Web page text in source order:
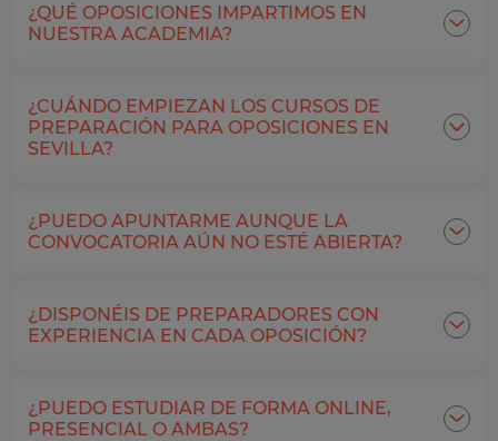
¿QUÉ OPOSICIONES IMPARTIMOS EN
NUESTRA ACADEMIA?
¿CUÁNDO EMPIEZAN LOS CURSOS DE
PREPARACIÓN PARA OPOSICIONES EN
SEVILLA?
¿PUEDO APUNTARME AUNQUE LA
CONVOCATORIA AÚN NO ESTÉ ABIERTA?
¿DISPONÉIS DE PREPARADORES CON
EXPERIENCIA EN CADA OPOSICIÓN?
¿PUEDO ESTUDIAR DE FORMA ONLINE,
PRESENCIAL O AMBAS?